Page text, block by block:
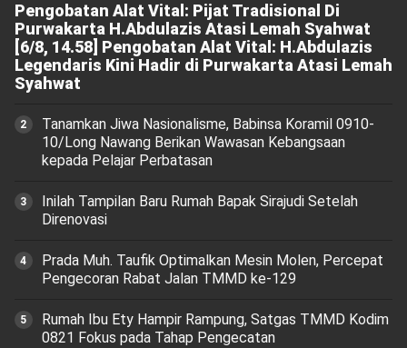
Pengobatan Alat Vital: Pijat Tradisional Di
Purwakarta H.Abdulazis Atasi Lemah Syahwat
[6/8, 14.58] Pengobatan Alat Vital: H.Abdulazis
Legendaris Kini Hadir di Purwakarta Atasi Lemah
Syahwat
Tanamkan Jiwa Nasionalisme, Babinsa Koramil 0910-
10/Long Nawang Berikan Wawasan Kebangsaan
kepada Pelajar Perbatasan
Inilah Tampilan Baru Rumah Bapak Sirajudi Setelah
Direnovasi
Prada Muh. Taufik Optimalkan Mesin Molen, Percepat
Pengecoran Rabat Jalan TMMD ke-129
Rumah Ibu Ety Hampir Rampung, Satgas TMMD Kodim
0821 Fokus pada Tahap Pengecatan